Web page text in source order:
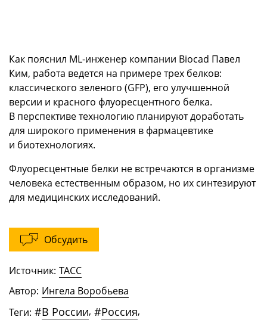
Как пояснил ML-инженер компании Biocad Павел
Ким, работа ведется на примере трех белков:
классического зеленого (GFP), его улучшенной
версии и красного флуоресцентного белка.
В перспективе технологию планируют доработать
для широкого применения в фармацевтике
и биотехнологиях.
Флуоресцентные белки не встречаются в организме
человека естественным образом, но их синтезируют
для медицинских исследований.
Обсудить
Источник: ТАСС
Автор: Ингела Воробьева
Теги: #В России, #Россия,